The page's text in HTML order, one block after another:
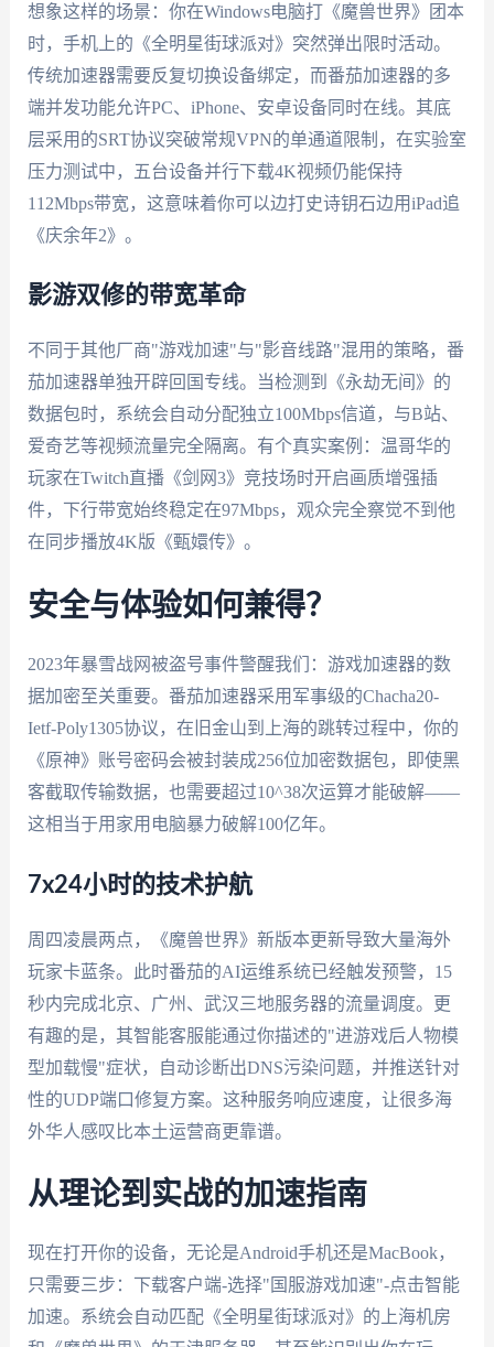
想象这样的场景：你在Windows电脑打《魔兽世界》团本
时，手机上的《全明星街球派对》突然弹出限时活动。
传统加速器需要反复切换设备绑定，而番茄加速器的多
端并发功能允许PC、iPhone、安卓设备同时在线。其底
层采用的SRT协议突破常规VPN的单通道限制，在实验室
压力测试中，五台设备并行下载4K视频仍能保持
112Mbps带宽，这意味着你可以边打史诗钥石边用iPad追
《庆余年2》。
影游双修的带宽革命
不同于其他厂商"游戏加速"与"影音线路"混用的策略，番
茄加速器单独开辟回国专线。当检测到《永劫无间》的
数据包时，系统会自动分配独立100Mbps信道，与B站、
爱奇艺等视频流量完全隔离。有个真实案例：温哥华的
玩家在Twitch直播《剑网3》竞技场时开启画质增强插
件，下行带宽始终稳定在97Mbps，观众完全察觉不到他
在同步播放4K版《甄嬛传》。
安全与体验如何兼得？
2023年暴雪战网被盗号事件警醒我们：游戏加速器的数
据加密至关重要。番茄加速器采用军事级的Chacha20-
Ietf-Poly1305协议，在旧金山到上海的跳转过程中，你的
《原神》账号密码会被封装成256位加密数据包，即使黑
客截取传输数据，也需要超过10^38次运算才能破解——
这相当于用家用电脑暴力破解100亿年。
7x24小时的技术护航
周四凌晨两点，《魔兽世界》新版本更新导致大量海外
玩家卡蓝条。此时番茄的AI运维系统已经触发预警，15
秒内完成北京、广州、武汉三地服务器的流量调度。更
有趣的是，其智能客服能通过你描述的"进游戏后人物模
型加载慢"症状，自动诊断出DNS污染问题，并推送针对
性的UDP端口修复方案。这种服务响应速度，让很多海
外华人感叹比本土运营商更靠谱。
从理论到实战的加速指南
现在打开你的设备，无论是Android手机还是MacBook，
只需要三步：下载客户端-选择"国服游戏加速"-点击智能
加速。系统会自动匹配《全明星街球派对》的上海机房